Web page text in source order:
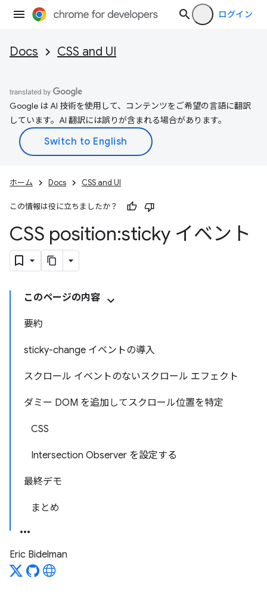
ログイン
Docs CSS and UI
Google は AI 技術を使用して、コンテンツをご希望の言語に翻訳
しています。AI 翻訳には誤りが含まれる場合があります。
ホーム Docs CSS and UI
この情報は役に立ちましたか？
CSS position:sticky イベント
このページの内容
要約
sticky-change イベントの導入
スクロール イベントのないスクロール エフェクト
ダミー DOM を追加してスクロール位置を特定
CSS
Intersection Observer を設定する
最終デモ
まとめ
Eric Bidelman